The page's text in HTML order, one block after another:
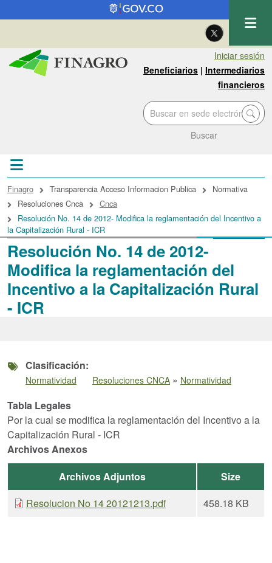
Pasar al contenido principal
| Eng
Iniciar sesión
Beneficiarios | Intermediarios
financieros
Buscar
Resolución No. 14 de 2012-
Modifica la reglamentación del
Incentivo a la Capitalización Rural
- ICR
enlaces de ayuda a la
Finagro Transparencia Acceso Informacion Publica
Normativa
Resoluciones Cnca
Cnca
Resolución No. 14 de 2012- Modifica la reglamentación del Incentivo a
la Capitalización Rural - ICR
Clasificación
Normatividad Resoluciones CNCA » Normatividad
Tabla Legales
Por la cual se modifica la reglamentación del Incentivo a la
Capitalización Rural - ICR
Archivos Anexos
Archivos Adjuntos
Size
Resolucion No 14 20121213.pdf
458.18 KB